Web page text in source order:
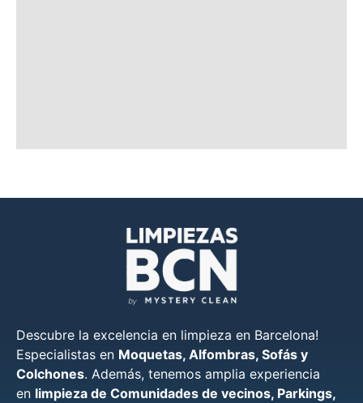
Descubre la excelencia en limpieza en Barcelona!
Especialistas en Moquetas, Alfombras, Sofás y
Colchones. Además, tenemos amplia experiencia
en limpieza de Comunidades de vecinos, Parkings,